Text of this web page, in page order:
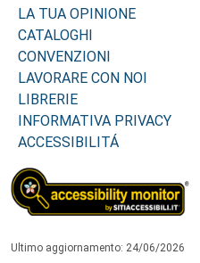
LA TUA OPINIONE
CATALOGHI
CONVENZIONI
LAVORARE CON NOI
LIBRERIE
INFORMATIVA PRIVACY
ACCESSIBILITÁ
Ultimo aggiornamento: 24/06/2026